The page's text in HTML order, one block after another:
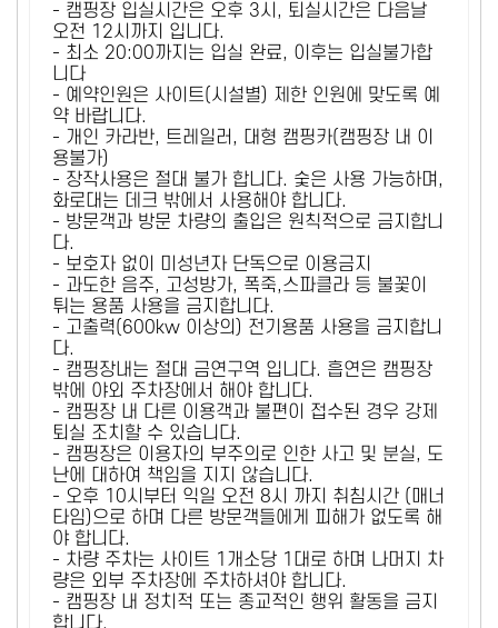
- 캠핑장 입실시간은 오후 3시, 퇴실시간은 다음날
오전 12시까지 입니다.
- 최소 20:00까지는 입실 완료, 이후는 입실불가합
니다
- 예약인원은 사이트(시설별) 제한 인원에 맞도록 예
약 바랍니다.
- 개인 카라반, 트레일러, 대형 캠핑카(캠핑장 내 이
용불가)
- 장작사용은 절대 불가 합니다. 숯은 사용 가능하며,
화로대는 데크 밖에서 사용해야 합니다.
- 방문객과 방문 차량의 출입은 원칙적으로 금지합니
다.
- 보호자 없이 미성년자 단독으로 이용금지
- 과도한 음주, 고성방가, 폭죽,스파클라 등 불꽃이
튀는 용품 사용을 금지합니다.
- 고출력(600kw 이상의) 전기용품 사용을 금지합니
다.
- 캠핑장내는 절대 금연구역 입니다. 흡연은 캠핑장
밖에 야외 주차장에서 해야 합니다.
- 캠핑장 내 다른 이용객과 불편이 접수된 경우 강제
퇴실 조치할 수 있습니다.
- 캠핑장은 이용자의 부주의로 인한 사고 및 분실, 도
난에 대하여 책임을 지지 않습니다.
- 오후 10시부터 익일 오전 8시 까지 취침시간 (매너
타임)으로 하며 다른 방문객들에게 피해가 없도록 해
야 합니다.
- 차량 주차는 사이트 1개소당 1대로 하며 나머지 차
량은 외부 주차장에 주차하셔야 합니다.
- 캠핑장 내 정치적 또는 종교적인 행위 활동을 금지
합니다.